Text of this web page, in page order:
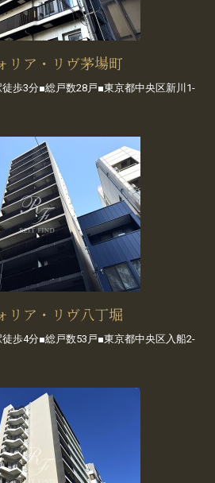
リア・リヴ茅場町
歩3分■総戸数28戸■東京都中央区新川1-
リア・リヴ八丁堀
歩4分■総戸数53戸■東京都中央区入船2-